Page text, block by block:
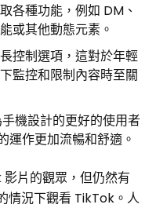
各種功能，例如 DM、
或其他動態元素。
控制選項，這對於年輕
監控和限制內容時至關
機設計的更好的使用者
作更加流暢和舒適。
片的觀眾，但仍然有
情況下觀看 ​​TikTok。人